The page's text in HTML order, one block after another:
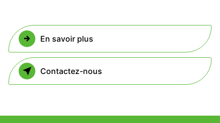
En savoir plus
Contactez-nous